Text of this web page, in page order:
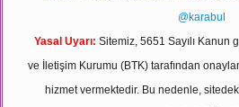
@karabul
Yasal Uyarı: Sitemiz, 5651 Sayılı Kanun
ve İletişim Kurumu (BTK) tarafından
hizmet vermektedir. Bu nedenle,